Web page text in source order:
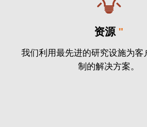
资源 "
我们利用最先进的研究设施为客
制的解决方案。